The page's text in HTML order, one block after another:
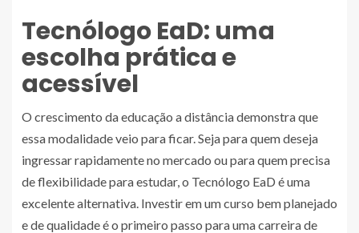
Tecnólogo EaD: uma
escolha prática e
acessível
O crescimento da educação a distância demonstra que
essa modalidade veio para ficar. Seja para quem deseja
ingressar rapidamente no mercado ou para quem precisa
de flexibilidade para estudar, o Tecnólogo EaD é uma
excelente alternativa. Investir em um curso bem planejado
e de qualidade é o primeiro passo para uma carreira de